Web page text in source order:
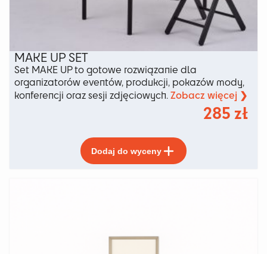
MAKE UP SET
Set MAKE UP to gotowe rozwiązanie dla
organizatorów eventów, produkcji, pokazów mody,
konferencji oraz sesji zdjęciowych.Zobacz więcej ❯
285zł
Dodaj do wyceny
produkt
ma
na